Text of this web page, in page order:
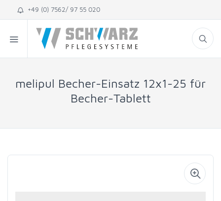
+49 (0) 7562/ 97 55 020
melipul Becher-Einsatz 12x1-25 für
Becher-Tablett